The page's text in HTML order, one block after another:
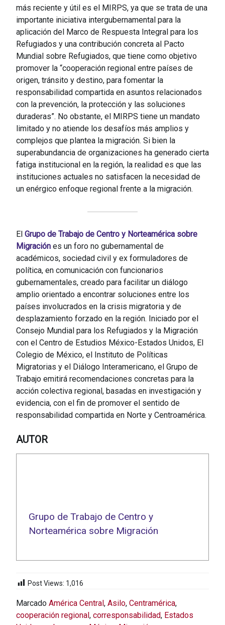
más reciente y útil es el MIRPS, ya que se trata de una
importante iniciativa intergubernamental para la
aplicación del Marco de Respuesta Integral para los
Refugiados y una contribución concreta al Pacto
Mundial sobre Refugiados, que tiene como objetivo
promover la “cooperación regional entre países de
origen, tránsito y destino, para fomentar la
responsabilidad compartida en asuntos relacionados
con la prevención, la protección y las soluciones
duraderas”. No obstante, el MIRPS tiene un mandato
limitado y no atiende los desafíos más amplios y
complejos que plantea la migración. Si bien la
superabundancia de organizaciones ha generado cierta
fatiga institucional en la región, la realidad es que las
instituciones actuales no satisfacen la necesidad de
un enérgico enfoque regional frente a la migración.
El Grupo de Trabajo de Centro y Norteamérica sobre
Migración es un foro no gubernamental de
académicos, sociedad civil y ex formuladores de
política, en comunicación con funcionarios
gubernamentales, creado para facilitar un diálogo
amplio orientado a encontrar soluciones entre los
países involucrados en la crisis migratoria y de
desplazamiento forzado en la región. Iniciado por el
Consejo Mundial para los Refugiados y la Migración
con el Centro de Estudios México-Estados Unidos, El
Colegio de México, el Instituto de Políticas
Migratorias y el Diálogo Interamericano, el Grupo de
Trabajo emitirá recomendaciones concretas para la
acción colectiva regional, basadas en investigación y
evidencia, con el fin de promover el sentido de
responsabilidad compartida en Norte y Centroamérica.
AUTOR
Grupo de Trabajo de Centro y
Norteamérica sobre Migración
Post Views: 1,016
Marcado América Central , Asilo, Centramérica,
cooperación regional , corresponsabilidad, Estados